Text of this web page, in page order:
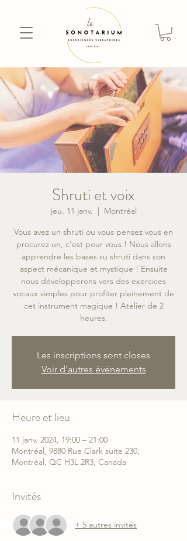
Shruti et voix
jeu. 11 janv.
  |
Montréal
Vous avez un shruti ou vous pensez vous en
procurez un, c'est pour vous ! Nous allons
apprendre les bases su shruti dans son
aspect mécanique et mystique ! Ensuite
nous développerons vers des exercices
vocaux simples pour profiter pleinement de
cet instrument magique ! Atelier de 2
heures.
Les inscriptions sont closes
Voir d'autres événements
Heure et lieu
11 janv. 2024, 19:00 – 21:00
Montréal, 9880 Rue Clark suite 230,
Montréal, QC H3L 2R3, Canada
Invités
+ 5 autres invités